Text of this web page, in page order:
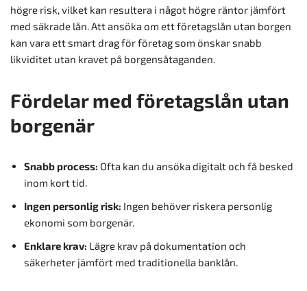
högre risk, vilket kan resultera i något högre räntor jämfört
med säkrade lån. Att ansöka om ett företagslån utan borgen
kan vara ett smart drag för företag som önskar snabb
likviditet utan kravet på borgensåtaganden.
Fördelar med företagslån utan
borgenär
Snabb process: Ofta kan du ansöka digitalt och få besked
inom kort tid.
Ingen personlig risk: Ingen behöver riskera personlig
ekonomi som borgenär.
Enklare krav: Lägre krav på dokumentation och
säkerheter jämfört med traditionella banklån.